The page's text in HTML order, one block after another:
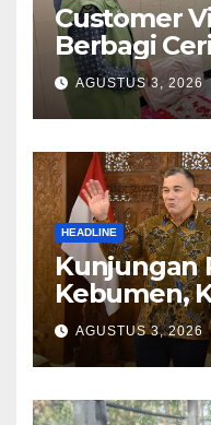
Customer
Berbagi
Nurhayati
AGUSTUS 3, 2026
HEADLINE
Kunjungan
Kebumen,
Jajaki Kerja
hingga
AGUSTUS 3, 2026